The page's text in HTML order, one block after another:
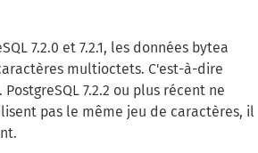
7.2.0 et 7.2.1, les données bytea
multioctets. C'est-à-dire
. PostgreSQL 7.2.2 ou plus récent ne
pas le même jeu de caractères, il